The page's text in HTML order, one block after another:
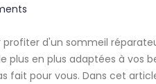
d'un sommeil
plus en plus adaptées à vos
fait pour vous. Dans cet